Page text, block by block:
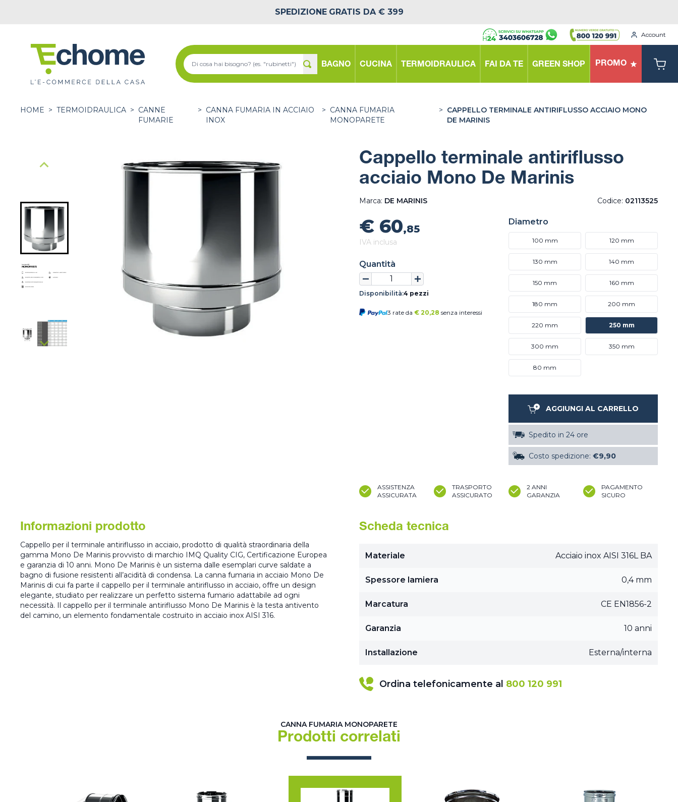
SPEDIZIONE GRATIS DA € 399
Account
BAGNO CUCINA TERMOIDRAULICA FAI DA TE GREEN SHOP PROMO
HOME > TERMOIDRAULICA > CANNE
FUMARIE
> CANNA FUMARIA IN ACCIAIO
INOX
> CANNA FUMARIA
MONOPARETE
> CAPPELLO TERMINALE ANTIRIFLUSSO ACCIAIO MONO
DE MARINIS
Cappello terminale antiriflusso
acciaio Mono De Marinis
Marca: DE MARINIS Codice: 02113525
€ 60,85
IVA inclusa
Quantità
Disponibilità:4 pezzi
3 rate da € 20,28 senza interessi
Diametro
100 mm 120 mm
130 mm 140 mm
150 mm 160 mm
180 mm 200 mm
220 mm 250 mm
300 mm 350 mm
80 mm
AGGIUNGI AL CARRELLO
Spedito in 24 ore
Costo spedizione: €9,90
ASSISTENZA
ASSICURATA
TRASPORTO
ASSICURATO
2 ANNI
GARANZIA
PAGAMENTO
SICURO
Informazioni prodotto
Cappello per il terminale antiriflusso in acciaio, prodotto di qualità straordinaria della
gamma Mono De Marinis provvisto di marchio IMQ Quality CIG, Certificazione Europea
e garanzia di 10 anni. Mono De Marinis è un sistema dalle esemplari curve saldate a
bagno di fusione resistenti all’acidità di condensa. La canna fumaria in acciaio Mono De
Marinis di cui fa parte il cappello per il terminale antiriflusso in acciaio, offre un design
elegante, studiato per realizzare un perfetto sistema fumario adattabile ad ogni
necessità. Il cappello per il terminale antiriflusso Mono De Marinis è la testa antivento
del camino, un elemento fondamentale costruito in acciaio inox AISI 316.
Scheda tecnica
Materiale Acciaio inox AISI 316L BA
Spessore lamiera 0,4 mm
Marcatura CE EN1856-2
Garanzia 10 anni
Installazione Esterna/interna
Ordina telefonicamente al 800 120 991
CANNA FUMARIA MONOPARETE
Prodotti correlati